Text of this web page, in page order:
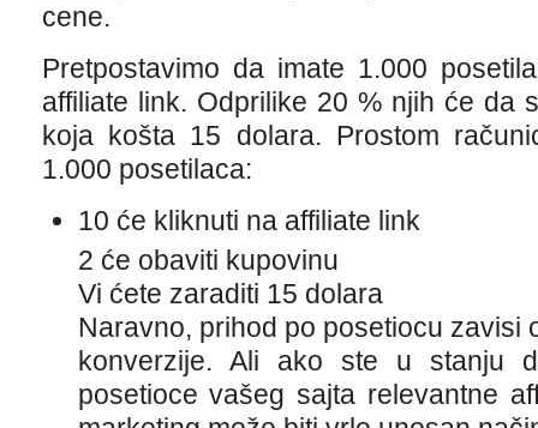
cene.
Pretpostavimo da imate 1.000
affiliate link. Odprilike 20 % njih će da
koja košta 15 dolara. Prostom
1.000 posetilaca:
10 će kliknuti na affiliate link
2 će obaviti kupovinu
Vi ćete zaraditi 15 dolara
Naravno, prihod po posetiocu zavisi
konverzije. Ali ako ste u stanju
posetioce vašeg sajta relevantne